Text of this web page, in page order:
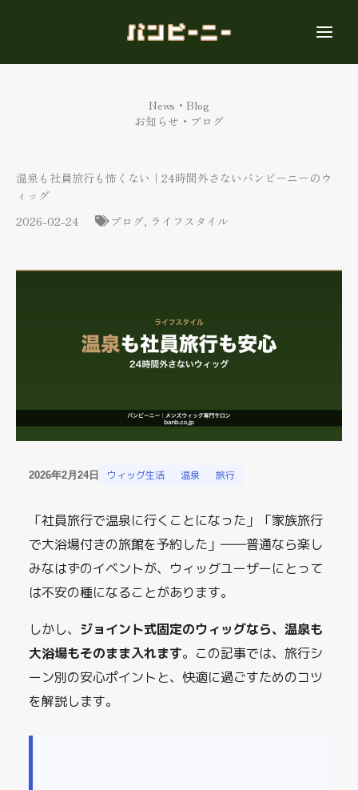
ス
News・Blog
お知らせ・ブログ
温泉も社員旅行も怖くない｜24時間外さないバンビーニーのウ
ィッグ
2026-02-24
ブログ, ライフスタイル
2026年2月24日 ウィッグ生活 温泉 旅行
「社員旅行で温泉に行くことになった」「家族旅行
で大浴場付きの旅館を予約した」――普通なら楽し
みなはずのイベントが、ウィッグユーザーにとって
は不安の種になることがあります。
しかし、 ジョイント式固定のウィッグなら、温泉も
大浴場もそのまま入れます。この記事では、旅行シ
ーン別の安心ポイントと、快適に過ごすためのコツ
を解説します。